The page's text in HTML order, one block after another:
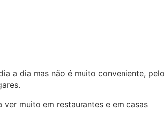
a dia mas não é muito conveniente, pelo
muito em restaurantes e em casas